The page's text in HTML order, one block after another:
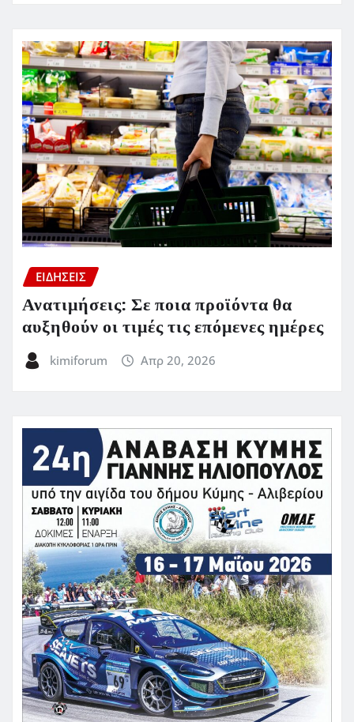
ΕΙΔΗΣΕΙΣ
Ανατιμήσεις: Σε ποια προϊόντα θα
αυξηθούν οι τιμές τις επόμενες ημέρες
kimiforum Απρ 20, 2026